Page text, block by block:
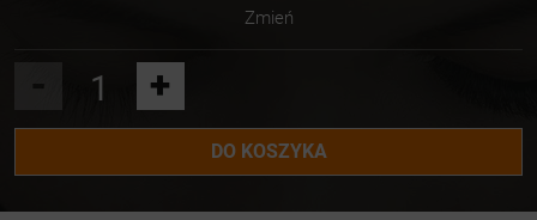
Zmień
+
DO KOSZYKA